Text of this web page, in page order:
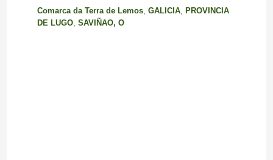
Comarca da Terra de Lemos, GALICIA, PROVINCIA
DE LUGO, SAVIÑAO, O